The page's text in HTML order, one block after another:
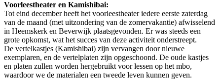
Voorleestheater en Kamishibai:
Tot eind december heeft het voorleestheater iedere eerste zaterdag
van de maand (met uitzondering van de zomervakantie) afwisselend
in Heemskerk en Beverwijk plaatsgevonden. Er was steeds een
grote opkomst, wat het succes van deze activiteit onderstreept.
De vertelkastjes (Kamishibai) zijn vervangen door nieuwe
exemplaren, en de vertelplaten zijn opgeschoond. De oude kastjes
en platen zullen worden hergebruikt voor lessen op het mbo,
waardoor we de materialen een tweede leven kunnen geven.